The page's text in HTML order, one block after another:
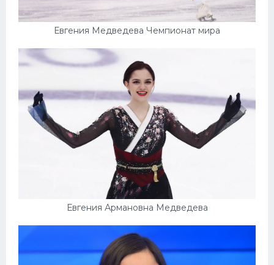
Евгения Медведева Чемпионат мира
Евгения Армановна Медведева